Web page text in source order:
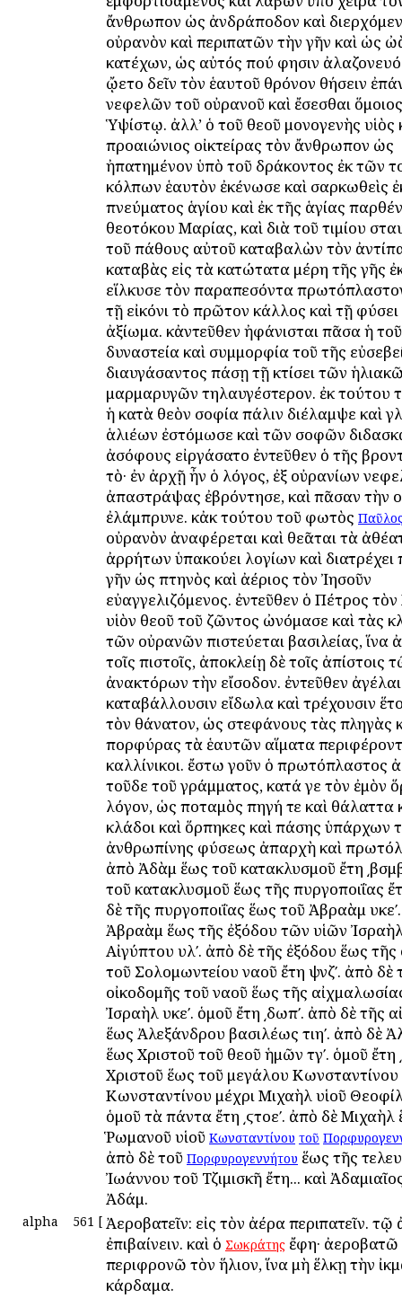
ἄνθρωπον ὡς ἀνδράποδον καὶ
οὐρανὸν καὶ περιπατῶν τὴν γῆν καὶ ὡς
κατέχων, ὡς αὐτός πού φησιν
ᾤετο δεῖν τὸν ἑαυτοῦ θρόνον θήσειν
νεφελῶν τοῦ οὐρανοῦ καὶ ἔσεσθαι
Ὑψίστῳ. ἀλλ’ ὁ τοῦ θεοῦ μονογενὴς υἱὸς
προαιώνιος οἰκτείρας τὸν ἄνθρωπον ὡς
ἠπατημένον ὑπὸ τοῦ δράκοντος ἐκ τῶν
κόλπων ἑαυτὸν ἐκένωσε καὶ σαρκωθεὶς
πνεύματος ἁγίου καὶ ἐκ τῆς ἁγίας
θεοτόκου Μαρίας, καὶ διὰ τοῦ τιμίου
τοῦ πάθους αὐτοῦ καταβαλὼν τὸν
καταβὰς εἰς τὰ κατώτατα μέρη τῆς γῆς
εἵλκυσε τὸν παραπεσόντα
τῇ εἰκόνι τὸ πρῶτον κάλλος καὶ τῇ
ἀξίωμα. κἀντεῦθεν ἠφάνισται πᾶσα ἡ
δυναστεία καὶ συμμορφία τοῦ τῆς
διαυγάσαντος πάσῃ τῇ κτίσει τῶν
μαρμαρυγῶν τηλαυγέστερον. ἐκ τούτου
ἡ κατὰ θεὸν σοφία πάλιν διέλαμψε καὶ
ἁλιέων ἐστόμωσε καὶ τῶν σοφῶν
ἀσόφους εἰργάσατο ἐντεῦθεν ὁ τῆς
τὸ· ἐν ἀρχῇ ἦν ὁ λόγος, ἐξ οὐρανίων
ἀπαστράψας ἐβρόντησε, καὶ πᾶσαν τὴν
ἐλάμπρυνε. κἀκ τούτου τοῦ φωτὸς
οὐρανὸν ἀναφέρεται καὶ θεᾶται τὰ
ἀρρήτων ὑπακούει λογίων καὶ
γῆν ὡς πτηνὸς καὶ ἀέριος τὸν Ἰησοῦν
εὐαγγελιζόμενος. ἐντεῦθεν ὁ Πέτρος τὸν
υἱὸν θεοῦ τοῦ ζῶντος ὠνόμασε καὶ τὰς
τῶν οὐρανῶν πιστεύεται βασιλείας, ἵνα
τοῖς πιστοῖς, ἀποκλείῃ δὲ τοῖς ἀπίστοις
ἀνακτόρων τὴν εἴσοδον. ἐντεῦθεν
καταβάλλουσιν εἴδωλα καὶ τρέχουσιν
τὸν θάνατον, ὡς στεφάνους τὰς πληγὰς
πορφύρας τὰ ἑαυτῶν αἵματα
καλλίνικοι. ἔστω γοῦν ὁ πρωτόπλαστος
τοῦδε τοῦ γράμματος, κατά γε τὸν ἐμὸν
λόγον, ὡς ποταμὸς πηγή τε καὶ θάλαττα
κλάδοι καὶ ὅρπηκες καὶ πάσης ὑπάρχων
ἀνθρωπίνης φύσεως ἀπαρχὴ καὶ
ἀπὸ Ἀδὰμ ἕως τοῦ κατακλυσμοῦ ἔτη
τοῦ κατακλυσμοῦ ἕως τῆς πυργοποιΐας
δὲ τῆς πυργοποιΐας ἕως τοῦ Ἀβραὰμ
Ἀβραὰμ ἕως τῆς ἐξόδου τῶν υἱῶν
Αἰγύπτου υλʹ. ἀπὸ δὲ τῆς ἐξόδου ἕως τῆς
τοῦ Σολομωντείου ναοῦ ἔτη ψνζʹ. ἀπὸ δὲ
οἰκοδομῆς τοῦ ναοῦ ἕως τῆς
Ἰσραὴλ υκεʹ. ὁμοῦ ἔτη ͵δωπʹ. ἀπὸ δὲ τῆς
ἕως Ἀλεξάνδρου βασιλέως τιηʹ. ἀπὸ δὲ
ἕως Χριστοῦ τοῦ θεοῦ ἡμῶν τγʹ. ὁμοῦ ἔτη
Χριστοῦ ἕως τοῦ μεγάλου Κωνσταντίνου
Κωνσταντίνου μέχρι Μιχαὴλ υἱοῦ
ὁμοῦ τὰ πάντα ἔτη ͵ϛτοεʹ. ἀπὸ δὲ Μιχαὴλ
Ῥωμανοῦ υἱοῦ Κωνσταντίνου τοῦ
ἀπὸ δὲ τοῦ Πορφυρογεννήτου ἕως τῆς
Ἰωάννου τοῦ Τζιμισκῆ ἔτη... καὶ
Ἀδάμ.
alpha 561 [ Ἀεροβατεῖν: εἰς τὸν ἀέρα περιπατεῖν. τῷ
ἐπιβαίνειν. καὶ ὁ Σωκράτης ἔφη· ἀεροβατῶ
περιφρονῶ τὸν ἥλιον, ἵνα μὴ ἕλκῃ τὴν
κάρδαμα.